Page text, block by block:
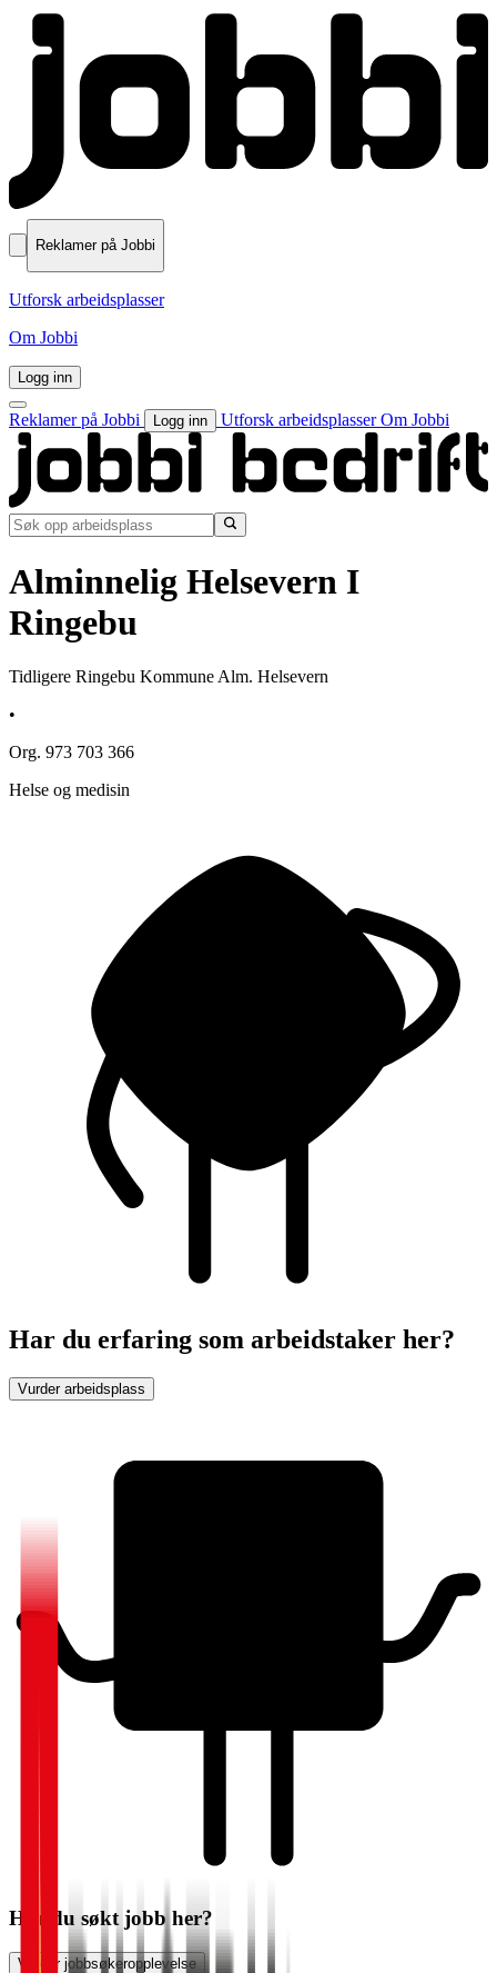
Reklamer på Jobbi
Utforsk arbeidsplasser
Om Jobbi
Logg inn
Reklamer på Jobbi Logg inn Utforsk arbeidsplasserOm Jobbi
Alminnelig Helsevern I
Ringebu
Tidligere Ringebu Kommune Alm. Helsevern
•
Org. 973 703 366
Helse og medisin
Har du erfaring som arbeidstaker her?
Vurder arbeidsplass
Har du søkt jobb her?
Vurder jobbsøkeropplevelse